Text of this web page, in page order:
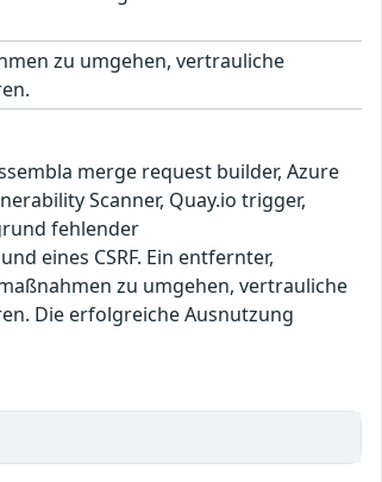
zu umgehen, vertrauliche
merge request builder, Azure
Scanner, Quay.io trigger,
fehlender
eines CSRF. Ein entfernter,
zu umgehen, vertrauliche
Die erfolgreiche Ausnutzung